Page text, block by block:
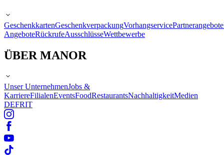
GeschenkkartenGeschenkverpackungVorhangservicePartnerangebote
AngeboteRückrufeAusschlüsseWettbewerbe
ÜBER MANOR
Unser UnternehmenJobs &
KarriereFilialenEventsFoodRestaurantsNachhaltigkeitMedien
DEFRIT